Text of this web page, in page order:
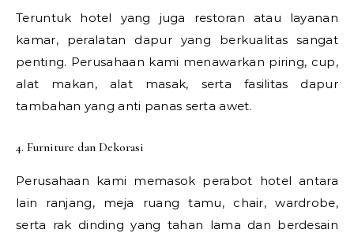
Teruntuk hotel yang juga restoran atau layanan
kamar, peralatan dapur yang berkualitas sangat
penting. Perusahaan kami menawarkan piring, cup,
alat makan, alat masak, serta fasilitas dapur
tambahan yang anti panas serta awet.
4. Furniture dan Dekorasi
Perusahaan kami memasok perabot hotel antara
lain ranjang, meja ruang tamu, chair, wardrobe,
serta rak dinding yang tahan lama dan berdesain